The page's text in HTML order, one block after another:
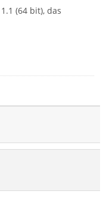
(64 bit), das